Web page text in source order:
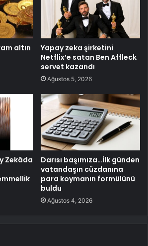
altın
Yapay zeka şirketini
Netflix’e satan Ben Affleck
servet kazandı
Ağustos 5, 2026
Zekâda
Darısı başımıza…İlk günden
vatandaşın cüzdanına
para koymanın formülünü
buldu
Ağustos 4, 2026